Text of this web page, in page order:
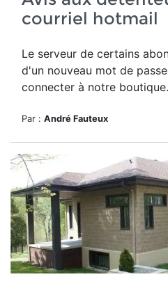
courriel hotmail
Le serveur de certains
d'un nouveau mot de
connecter à notre boutique.
Par : André Fauteux